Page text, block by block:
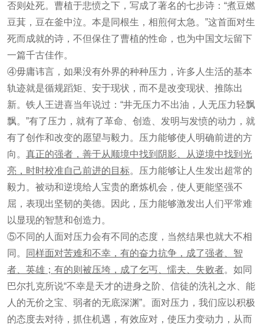
否则处死。曹植于悲愤之下，写成了著名的七步诗：“煮豆燃
豆萁，豆在釜中泣。本是同根生，相煎何太急。”这首面对生
死而成就的诗，不但保住了曹植的性命，也为中国文坛留下
一篇千古佳作。
④毋庸讳言，如果没有外界的种种压力，许多人生活的基本
轨迹就是循规蹈矩、安于现状，而不是改变现状、推陈出
新。铁人王进喜当年说过：“井无压力不出油，人无压力轻飘
飘。”有了压力，就有了革命、创造、发明与发愤的动力，就
有了创作和改变的愿望与毅力。压力能够使人明确前进的方
向。 真正的强者，善于从顺境中找到阴影、从逆境中找到光
亮，时时校准自己前进的目标。压力能够让人生发出超常的
毅力。被动和逆境给人宝贵的磨炼机会，使人更能坚强不
屈，表现出坚韧的美德。因此，压力能够激发出人们平常难
以显现的智慧和创造力。
⑤不同的人面对压力会有不同的态度，当然结果也就大不相
同。
同样面对苦难和不幸，有的奋力抗争，成了强者、智
者、英雄；有的则被压垮，成了乞丐、懦夫、失败者。如同
巴尔扎克所说“不幸是天才的进身之阶、信徒的洗礼之水、能
人的无价之宝、弱者的无底深渊”。面对压力，我们应以积极
的态度去对待，抓住机遇，有效应对，使压力变动力，从而